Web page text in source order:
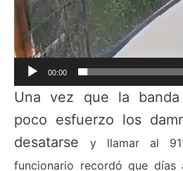
00:00
Una vez que la
poco esfuerzo los
desatarse y llamar al
funcionario recordó que días